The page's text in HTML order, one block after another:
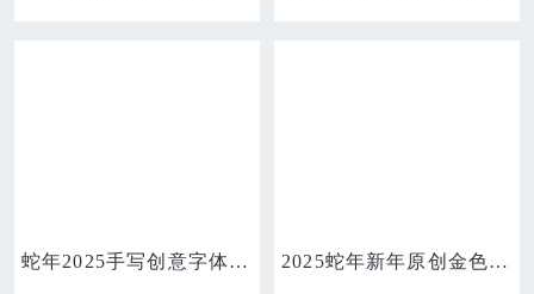
蛇年2025手写创意字体设计 2025蛇年新年原创金色立体艺术字